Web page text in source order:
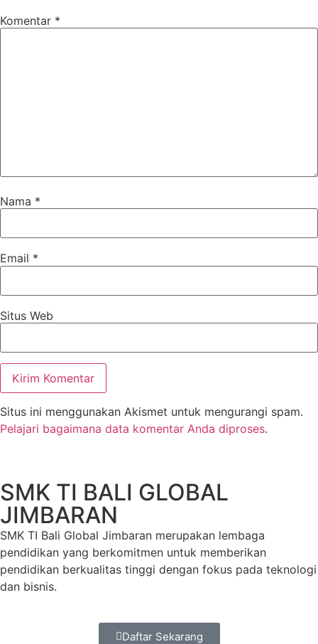
Komentar *
Nama *
Email *
Situs Web
Situs ini menggunakan Akismet untuk mengurangi spam.
Pelajari bagaimana data komentar Anda diproses.
SMK TI BALI GLOBAL
JIMBARAN
SMK TI Bali Global Jimbaran merupakan lembaga
pendidikan yang berkomitmen untuk memberikan
pendidikan berkualitas tinggi dengan fokus pada teknologi
dan bisnis.
Daftar Sekarang